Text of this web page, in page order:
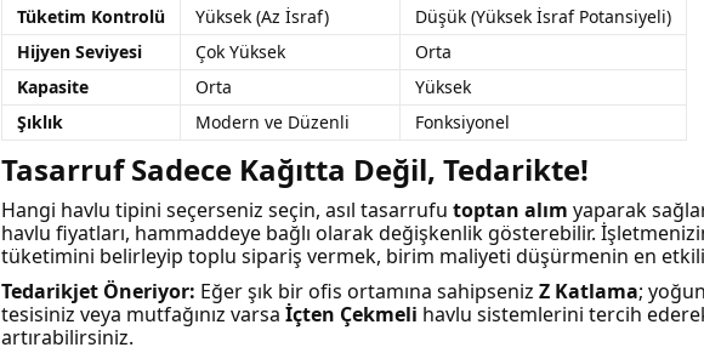
Tüketim Kontrolü
Yüksek (Az İsraf)
Düşük (Yüksek İsraf Potansiyeli)
Hijyen Seviyesi
Çok Yüksek
Orta
Kapasite
Orta
Yüksek
Şıklık
Modern ve Düzenli Fonksiyonel
Tasarruf Sadece Kağıtta Değil, Tedarikte!
Hangi havlu tipini seçerseniz seçin, asıl tasarrufu toptan alım yaparak
havlu fiyatları, hammaddeye bağlı olarak değişkenlik gösterebilir.
tüketimini belirleyip toplu sipariş vermek, birim maliyeti düşürmenin en
Tedarikjet Öneriyor: Eğer şık bir ofis ortamına sahipseniz Z Katlama;
tesisiniz veya mutfağınız varsa İçten Çekmeli havlu sistemlerini tercih
artırabilirsiniz.